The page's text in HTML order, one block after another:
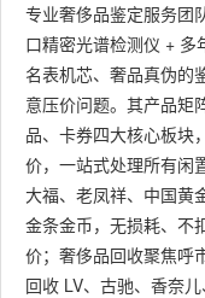
专业奢侈品鉴定服务团
口精密光谱检测仪 + 多
名表机芯、奢品真伪的
意压价问题。其产品矩
品、卡券四大核心板块
价，一站式处理所有闲
大福、老凤祥、中国黄
金条金币，无损耗、不
价；奢侈品回收聚焦呼
回收 LV、古驰、香奈